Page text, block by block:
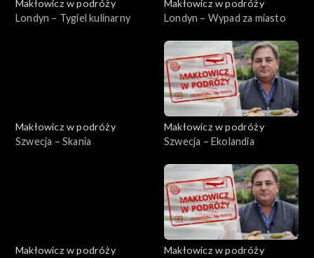
Makłowicz w podróży
Londyn – Tygiel kulinarny
Makłowicz w podróży
Londyn – Wypad za miasto
Makłowicz w podróży
Szwecja – Skania
Makłowicz w podróży
Szwecja – Ekolandia
Makłowicz w podróży
Makłowicz w podróży